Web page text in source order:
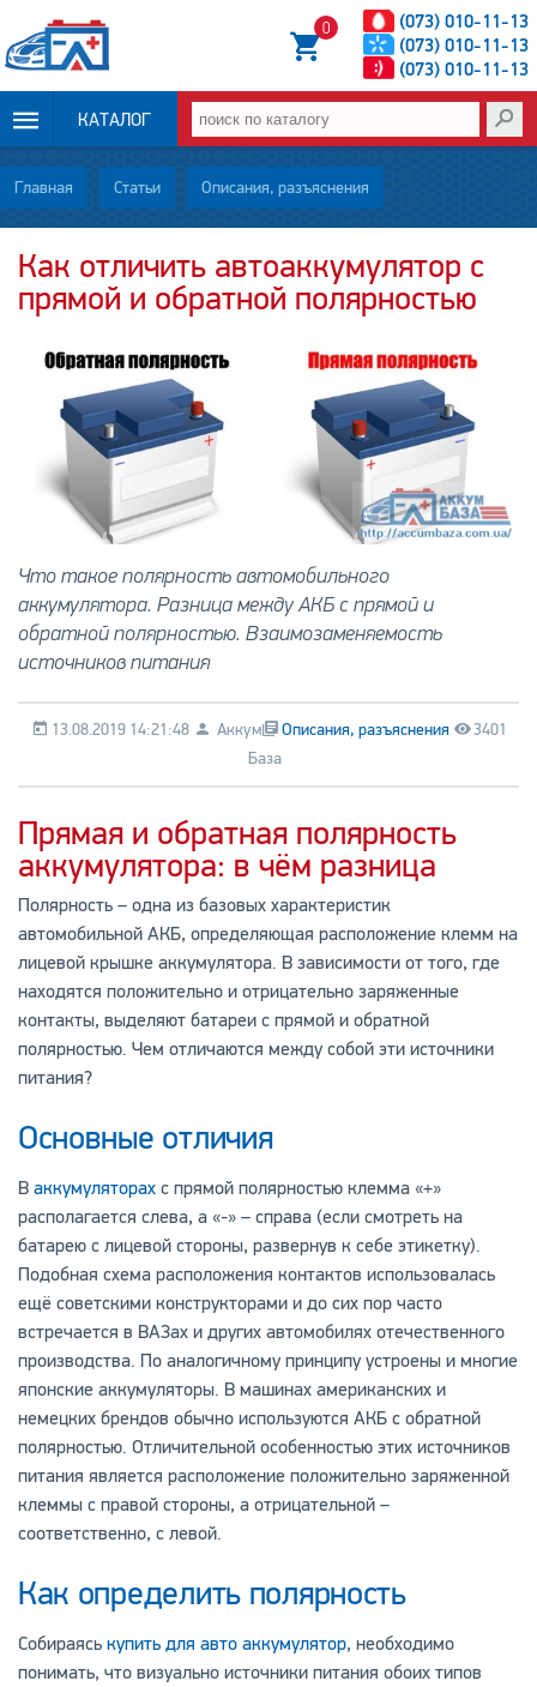
(073) 010-11-13
(073) 010-11-13
(073) 010-11-13
0
КАТАЛОГ
ОПЛАТА И
ДОСТАВКА
НОВОСТИ
СТАТЬИ
О НАС
КОНТАКТЫ
Главная Статьи Описания, разъяснения
Как отличить автоаккумулятор с
прямой и обратной полярностью
Что такое полярность автомобильного
аккумулятора. Разница между АКБ с прямой и
обратной полярностью. Взаимозаменяемость
источников питания
Описания, разъяснения 3401
13.08.2019 14:21:48
Аккум
База
Прямая и обратная полярность
аккумулятора: в чём разница
Полярность – одна из базовых характеристик
автомобильной АКБ, определяющая расположение клемм на
лицевой крышке аккумулятора. В зависимости от того, где
находятся положительно и отрицательно заряженные
контакты, выделяют батареи с прямой и обратной
полярностью. Чем отличаются между собой эти источники
питания?
Основные отличия
В аккумуляторахс прямой полярностью клемма «+»
располагается слева, а «-» – справа (если смотреть на
батарею с лицевой стороны, развернув к себе этикетку).
Подобная схема расположения контактов использовалась
ещё советскими конструкторами и до сих пор часто
встречается в ВАЗах и других автомобилях отечественного
производства. По аналогичному принципу устроены и многие
японские аккумуляторы. В машинах американских и
немецких брендов обычно используются АКБ с обратной
полярностью. Отличительной особенностью этих источников
питания является расположение положительно заряженной
клеммы с правой стороны, а отрицательной –
соответственно, с левой.
Как определить полярность
Собираясь купить для авто аккумулятор, необходимо
понимать, что визуально источники питания обоих типов